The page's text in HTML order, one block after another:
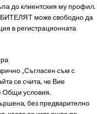
до клиентския му профил.
може свободно да
в регистрационната
„Съгласен съм с
се счита, че Вие
Общи условия.
без предварително